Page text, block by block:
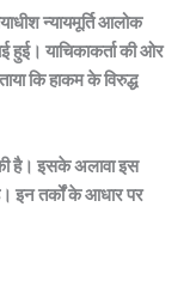
न्यायमूर्ति आलोक
हुई। याचिकाकर्ता की ओर
कि हाकम के विरुद्ध
है। इसके अलावा इस
इन तर्कों के आधार पर